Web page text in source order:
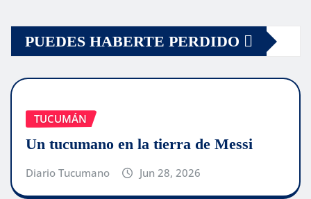
PUEDES HABERTE PERDIDO
TUCUMÁN
Un tucumano en la tierra de Messi
Diario Tucumano Jun 28, 2026